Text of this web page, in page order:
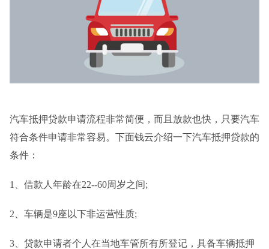
汽车抵押贷款申请流程非常简便，而且放款也快，只要汽车
符合条件申请非常容易。下面钱云介绍一下汽车抵押贷款的
条件：
1、借款人年龄在22--60周岁之间;
2、车辆是9座以下非运营性质;
3、贷款申请者个人在当地车管所有所登记，具备车辆抵押